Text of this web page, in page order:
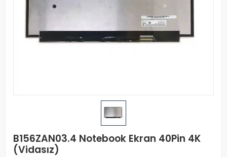
B156ZAN03.4 Notebook Ekran 40Pin 4K
(Vidasız)